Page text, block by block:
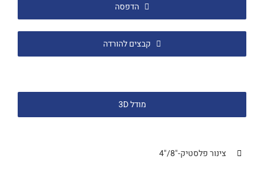
צינור פלסטיק-"8/"4
הדפסה
קבצים להורדה
מודל 3D